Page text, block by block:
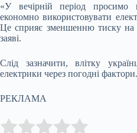
«У вечірній період просимо
економно використовувати
Це сприяє зменшенню тиску на
заяві.
Слід зазначити, влітку
електрики через погодні фактори.
РЕКЛАМА
Rate this item: